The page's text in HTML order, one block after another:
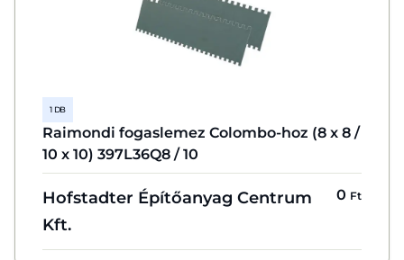
1 DB
Raimondi fogaslemez Colombo-hoz (8 x 8 /
10 x 10) 397L36Q8 / 10
Hofstadter Építőanyag Centrum
Kft.
0 Ft